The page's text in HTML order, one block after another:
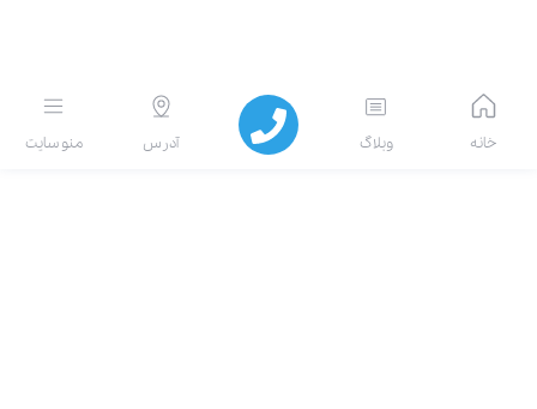
منو سایت